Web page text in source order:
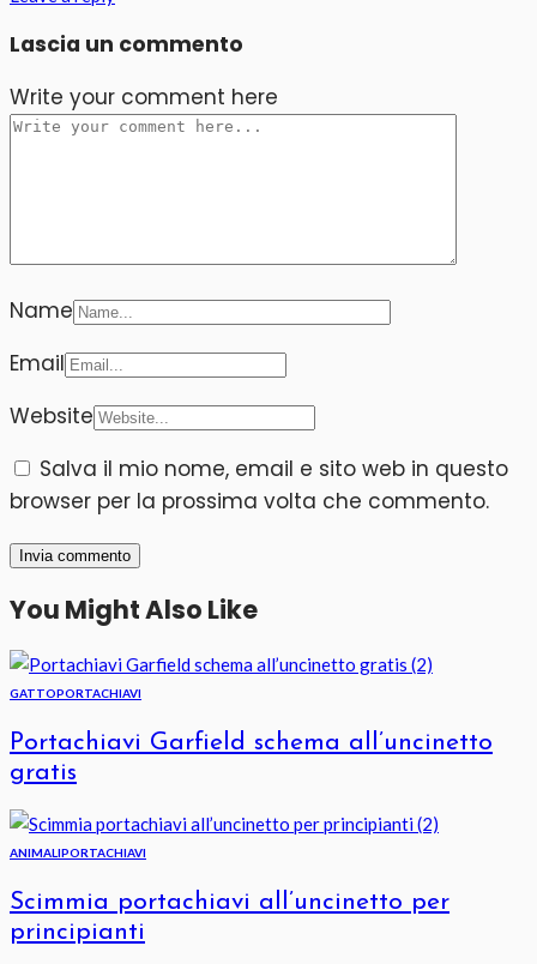
Lascia un commento
Write your comment here
Name
Email
Website
Salva il mio nome, email e sito web in questo
browser per la prossima volta che commento.
You Might Also Like
GATTOPORTACHIAVI
Portachiavi Garfield schema all’uncinetto
gratis
ANIMALIPORTACHIAVI
Scimmia portachiavi all’uncinetto per
principianti